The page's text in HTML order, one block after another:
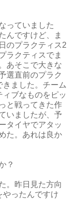
っていました
んですけど、ま
のプラクティス2
ラクティスでま
あそこで大きな
選直前のプラク
ました。チーム
ブなものをピッ
と戦ってきた作
いましたが、予
タイヤでアタッ
た。あれは良か
？
。昨日見た方向
やったんですけ